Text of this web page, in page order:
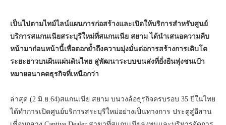
เป็นไปตามไทม์ไลน์แผนการก่อสร้างและเปิดให้บริการสำหรับศูนย์
บริการสแกนเนียสระบุรีใหม่ที่สแกนเนีย สยาม ได้นำเสนอความคืบ
หน้ามาก่อนหน้านี้เพื่อตอกย้ำถึงความมุ่งมั่นต่อการสร้างการเติบโต
ระยะยาวบนผืนแผ่นดินไทย สู่พัฒนาระบบขนส่งที่ยั่งยืนพุ่งชนเป้า
หมายอนาคตธุรกิจที่เหนือกว่า
ล่าสุด (2 มิ.ย.64)สแกนเนีย สยาม บนวงล้อธุรกิจครบรอบ 35 ปีในไทย
ได้ทำการเปิดศูนย์บริการสระบุรีใหม่อย่างเป็นทางการ ประตูสู่อีสาน